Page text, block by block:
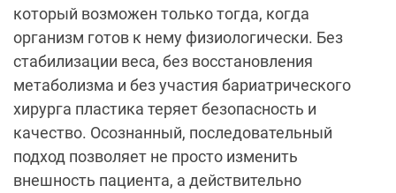
который возможен только тогда, когда
организм готов к нему физиологически. Без
стабилизации веса, без восстановления
метаболизма и без участия бариатрического
хирурга пластика теряет безопасность и
качество. Осознанный, последовательный
подход позволяет не просто изменить
внешность пациента, а действительно